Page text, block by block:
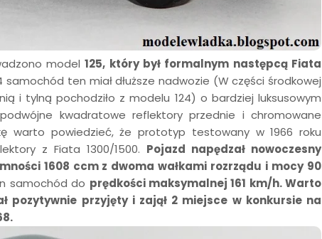
model125, który był formalnym następcą Fiata
samochód ten miał dłuższe nadwozie (W części środkowej
i tylną pochodziło z modelu 124) o bardziej luksusowym
kwadratowe reflektory przednie i chromowane
warto powiedzieć, że prototyp testowany w 1966 roku
z Fiata 1300/1500. Pojazd napędzał nowoczesny
1608 ccm z dwoma wałkami rozrządu i mocy 90
samochód do prędkości maksymalnej 161 km/h. Warto
pozytywnie przyjęty i zajął 2 miejsce w konkursie na